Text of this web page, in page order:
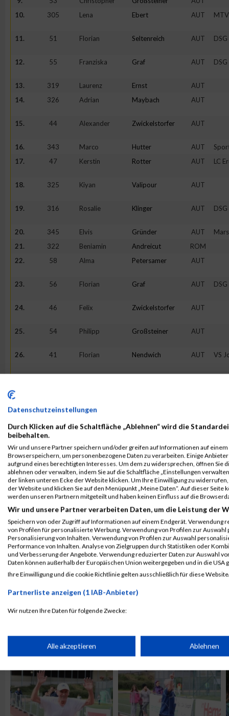
10.
305 Lena Ebert AUT
11. 51 Florian Seltenreich AUT DSG
12. 55 Franziska Graf AUT DSG
13. 319 Laurenz Ernst AUT
14.
326 Adrian Maybach AUT
15. 44 Alexander Zwickelstorfer AUT
16. 343 Marco Hutter AUT
17.
47 Kerstin Rotter AUT LC
18. 325 Kiyan Valipour AUT
19. 316 Rosalie Klinger AUT DSG
20. 345 Elvis Gründer AUT
21.
322 Beniamin Andreicut ROM
22.
58 Alma Petersamer AUT
23. 56 Florian Graf AUT DSG
24. 46 Felix Zwickelstorfer AUT
25. 54 Philipp Großsteiner AUT
26. 41 Florian Nendwich AUT VS
28.
Maja
30. 52
31. 40 Lukas Schiller AUT
32. 50 Sarah Batoha AUT
33. 49 Sandra Nositzka AUT
DNS 43 Yvonne Tunke AUT
Die
Legende:
GPos = Geschlechter Position, KPos = Kategorie Position, TPos
Disqualifiziert
Ergebnisse auf Facebook teilen
ALBUM HERNALSER HERBSTLAUF / 25.09.2017
Datenschutzeinstellungen
Durch Klicken auf die Schaltfläche „Ablehnen“ wird die
beibehalten.
Wir und unsere Partner speichern und/oder greifen auf Informationen auf einem
Browserspeichern, um personenbezogene Daten zu verarbeiten. Einige
aufgrund eines berechtigten Interesses. Um dem zu widersprechen, öffnen Sie
ablehnen oder verwalten, indem Sie auf die Schaltfläche „Einstellungen
der linken unteren Ecke der Website klicken. Um Ihre Einwilligung zu
der Website und klicken Sie auf den Menüpunkt „Meine Daten“. Auf dieser
werden unseren Partnern mitgeteilt und haben keinen Einfluss auf die
Wir und unsere Partner verarbeiten Daten, um die Leistung der
Speichern von oder Zugriff auf Informationen auf einem Endgerät. Verwendung
von Profilen für personalisierte Werbung. Verwendung von Profilen zur
Personalisierung von Inhalten. Verwendung von Profilen zur Auswahl
Performance von Inhalten. Analyse von Zielgruppen durch Statistiken oder
und Verbesserung der Angebote. Verwendung reduzierter Daten zur Auswahl
Daten können außerhalb der Europäischen Union weitergegeben und in die USA
Ihre Einwilligung und die cookie Richtlinie gelten ausschließlich für diese
Partnerliste anzeigen (1 IAB-Anbieter)
Wir nutzen Ihre Daten für folgende Zwecke:
Speichern von oder Zugriff auf Informationen auf einem
Verwendung reduzierter Daten zur Auswahl von Werbeanzeigen
Erstellung von Profilen für personalisierte Werbung
Alle akzeptieren Ablehnen